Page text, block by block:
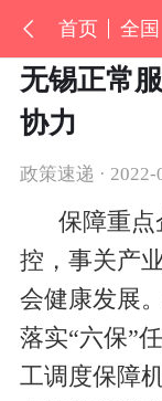
首页 全国
无锡正常
协力
政策速递 · 2022-
保障重点
控，事关产
会健康发展
落实“六保”
工调度保障